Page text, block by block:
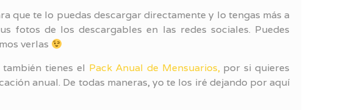
que te lo puedas descargar directamente y lo tengas más a
fotos de los descargables en las redes sociales. Puedes
verlas
tienes el Pack Anual de Mensuarios,por si quieres
anual. De todas maneras, yo te los iré dejando por aquí